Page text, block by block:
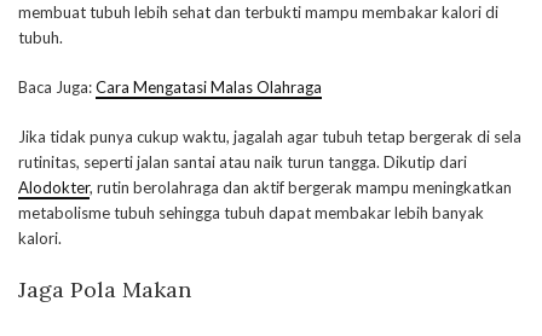
membuat tubuh lebih sehat dan terbukti mampu membakar kalori di
tubuh.
Baca Juga:Cara Mengatasi Malas Olahraga
Jika tidak punya cukup waktu, jagalah agar tubuh tetap bergerak di sela
rutinitas, seperti jalan santai atau naik turun tangga. Dikutip dari
Alodokter, rutin berolahraga dan aktif bergerak mampu meningkatkan
metabolisme tubuh sehingga tubuh dapat membakar lebih banyak
kalori.
Jaga Pola Makan